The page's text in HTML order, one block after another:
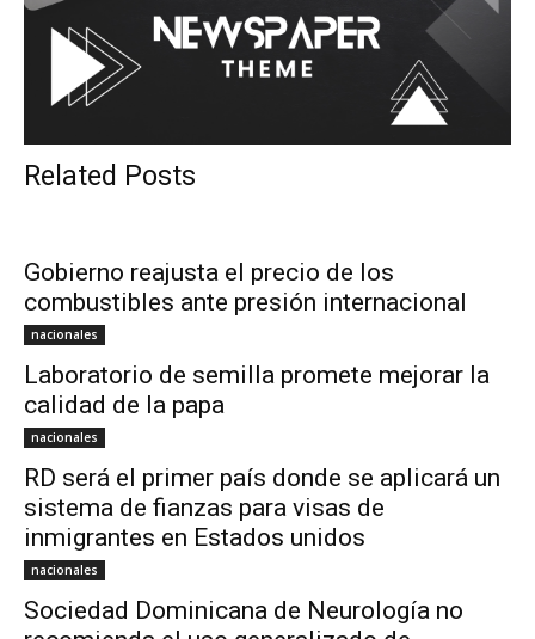
Related Posts
Gobierno reajusta el precio de los
combustibles ante presión internacional
nacionales
Laboratorio de semilla promete mejorar la
calidad de la papa
nacionales
RD será el primer país donde se aplicará un
sistema de fianzas para visas de
inmigrantes en Estados unidos
nacionales
Sociedad Dominicana de Neurología no